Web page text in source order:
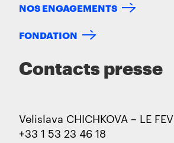
NOS ENGAGEMENTS
FONDATION
Contacts presse
Velislava CHICHKOVA – LE
+33 1 53 23 46 18